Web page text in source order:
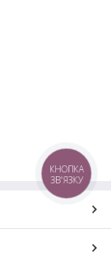
КНОПКА
ЗВ'ЯЗКУ